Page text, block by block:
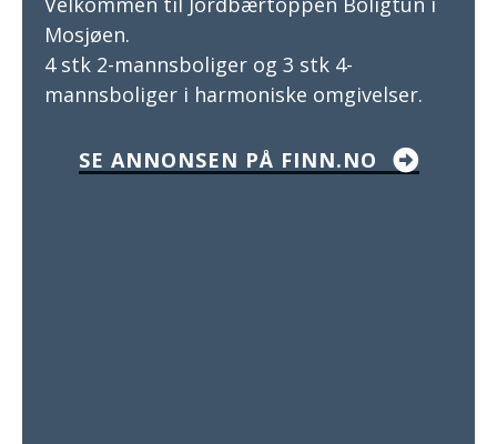
Mosjøen.
4 stk 2-mannsboliger og 3 stk 4-
mannsboliger i harmoniske omgivelser.
SE ANNONSEN PÅ FINN.NO